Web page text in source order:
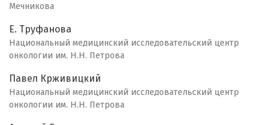
Мечникова
Е. Труфанова
Национальный медицинский исследовательский центр
онкологии им. Н.Н. Петрова
Павел Крживицкий
Национальный медицинский исследовательский центр
онкологии им. Н.Н. Петрова